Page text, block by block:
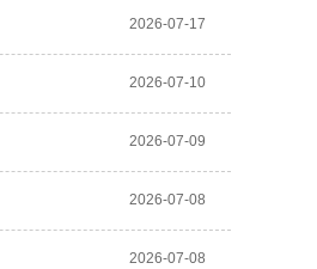
2026-07-17
2026-07-10
2026-07-09
2026-07-08
2026-07-08